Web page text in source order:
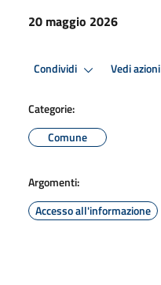
20 maggio 2026
Condividi Vedi azioni
Categorie:
Comune
Argomenti:
Accesso all'informazione